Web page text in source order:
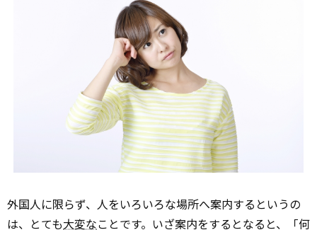
外国人に限らず、人をいろいろな場所へ案内するというの
は、とても大変なことです。いざ案内をするとなると、「何